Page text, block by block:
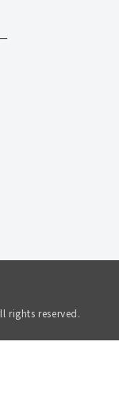
rights reserved.